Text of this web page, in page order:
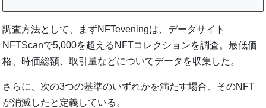
調査方法として、まずNFTeveningは、データサイト
NFTScanで5,000を超えるNFTコレクションを調査。最低価
格、時価総額、取引量などについてデータを収集した。
さらに、次の3つの基準のいずれかを満たす場合、そのNFT
が消滅したと定義している。